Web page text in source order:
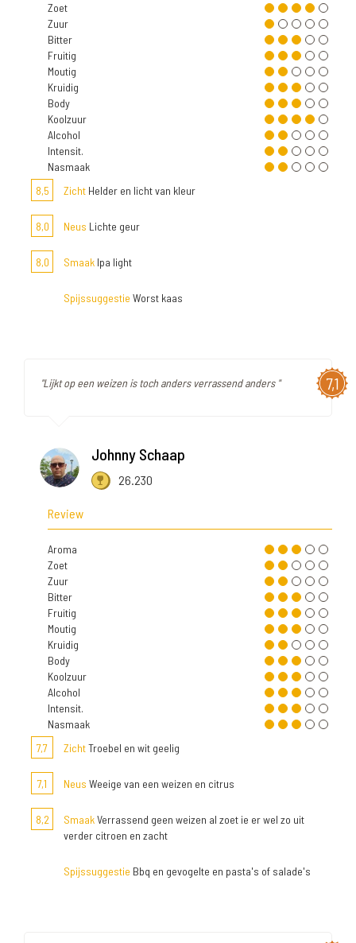
Zoet
Zuur
Bitter
Fruitig
Moutig
Kruidig
Body
Koolzuur
Alcohol
Intensit.
Nasmaak
8,5
Zicht Helder en licht van kleur
8,0 Neus Lichte geur
8,0 Smaak Ipa light
Spijssuggestie Worst kaas
7,1
"Lijkt op een weizen is toch anders verrassend anders "
Johnny Schaap
26.230
Review
Aroma
Zoet
Zuur
Bitter
Fruitig
Moutig
Kruidig
Body
Koolzuur
Alcohol
Intensit.
Nasmaak
7,7
ZichtTroebel en wit geelig
7,1 Neus Weeige van een weizen en citrus
8,2 SmaakVerrassend geen weizen al zoet ie er wel zo uit
verder citroen en zacht
Spijssuggestie Bbq en gevogelte en pasta's of salade's